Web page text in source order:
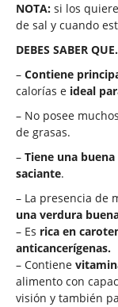
NOTA: si los
de sal y cuando
DEBES SABER
– Contiene
calorías e ideal
– No posee
de grasas.
– Tiene una
saciante.
– La presencia de
una verdura
– Es rica en
anticancerígenas.
– Contiene
alimento con
visión y también